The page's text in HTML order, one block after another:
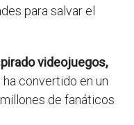
para salvar el
videojuegos,
convertido en un
de fanáticos